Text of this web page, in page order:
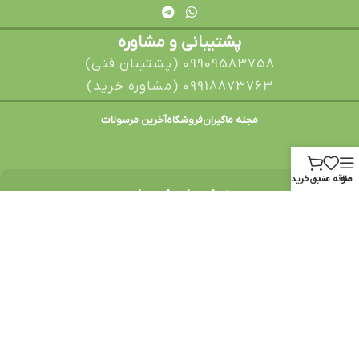
پشتیبانی و مشاوره
09909583758 (پشتیبان فنی)
09918873763 (مشاوره خرید)
مجله ماگیرانفروشگاهآخرین مرسولات
نمادهای اعتماد
منو
علاقه مندیسبد خرید